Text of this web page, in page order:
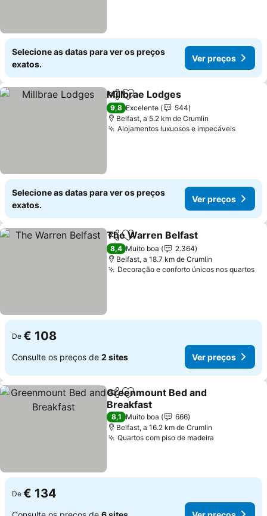
Selecione as datas para ver os preços
exatos.
Ver preços
PartilharAdicionar aos favoritos
Millbrae Lodges
9,8 Excelente
544
Belfast, a 5.2 km de Crumlin
Alojamentos luxuosos e impecáveis
Selecione as datas para ver os preços
exatos.
Ver preços
PartilharAdicionar aos favoritos
The Warren Belfast
8,4 Muito boa
2.364
Belfast, a 18.7 km de Crumlin
Decoração e conforto únicos nos quartos
De € 108
Consulte os preços de 2 sites Ver preços
PartilharAdicionar aos favoritos
Greenmount Bed and
Breakfast
8,1 Muito boa
666
Belfast, a 16.2 km de Crumlin
Quartos com piso de madeira
De € 134